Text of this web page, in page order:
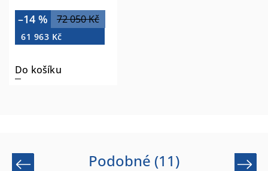
72 050 Kč
–14 %
61 963 Kč
Do košíku
Podobné (11)
Previous Next